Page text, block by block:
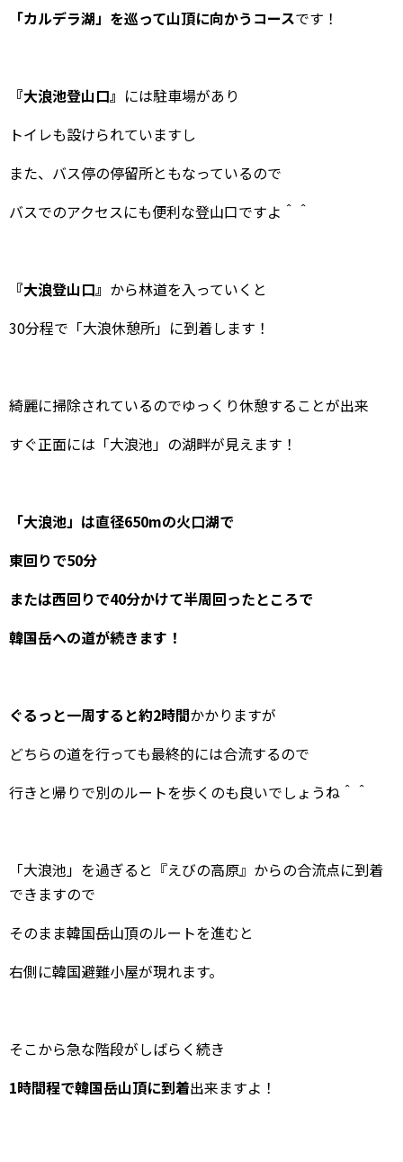
「カルデラ湖」を巡って山頂に向かうコースです！
『大浪池登山口』 には駐車場があり
トイレも設けられていますし
また、バス停の停留所ともなっているので
バスでのアクセスにも便利な登山口ですよ＾＾
『大浪登山口』 から林道を入っていくと
30分程で「大浪休憩所」に到着します！
綺麗に掃除されているのでゆっくり休憩することが出来
すぐ正面には「大浪池」の湖畔が見えます！
「大浪池」は直径650mの火口湖で
東回りで50分
または西回りで40分かけて半周回ったところで
韓国岳への道が続きます！
ぐるっと一周すると約2時間かかりますが
どちらの道を行っても最終的には合流するので
行きと帰りで別のルートを歩くのも良いでしょうね＾＾
「大浪池」を過ぎると『えびの高原』からの合流点に到着
できますので
そのまま韓国岳山頂のルートを進むと
右側に韓国避難小屋が現れます。
そこから急な階段がしばらく続き
1時間程で韓国岳山頂に到着出来ますよ！